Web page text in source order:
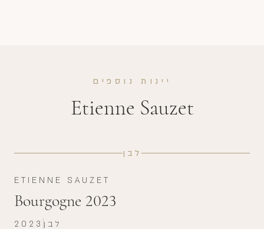
יינות נוספים
Etienne Sauzet
לבן
ETIENNE SAUZET
Bourgogne 2023
2023 לבן